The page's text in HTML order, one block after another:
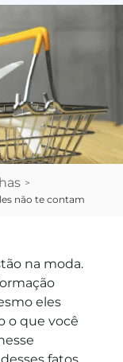
>
não te contam
na moda.
eles
o que você